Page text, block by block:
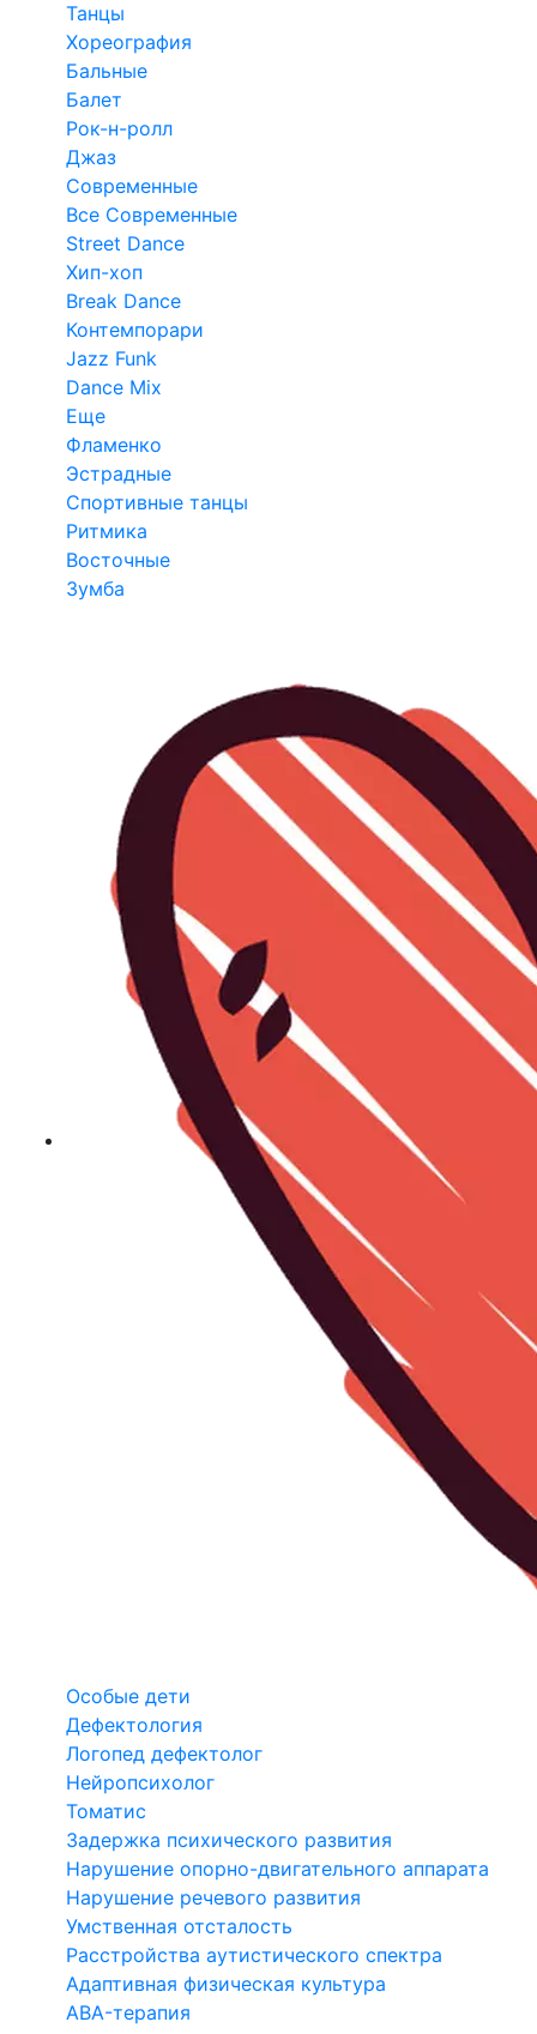
Танцы
Хореография
Бальные
Балет
Рок-н-ролл
Джаз
Современные
Все Современные
Street Dance
Хип-хоп
Break Dance
Контемпорари
Jazz Funk
Dance Mix
Еще
Фламенко
Эстрадные
Спортивные танцы
Ритмика
Восточные
Зумба
Особые дети
Дефектология
Логопед дефектолог
Нейропсихолог
Томатис
Задержка психического развития
Нарушение опорно-двигательного аппарата
Нарушение речевого развития
Умственная отсталость
Расстройства аутистического спектра
Адаптивная физическая культура
ABA-терапия